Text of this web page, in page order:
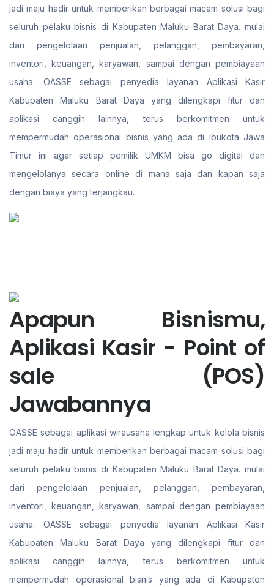
jadi maju hadir untuk memberikan berbagai macam solusi bagi
seluruh pelaku bisnis di Kabupaten Maluku Barat Daya. mulai
dari pengelolaan penjualan, pelanggan, pembayaran,
inventori, keuangan, karyawan, sampai dengan pembiayaan
usaha. OASSE sebagai penyedia layanan Aplikasi Kasir
Kabupaten Maluku Barat Daya yang dilengkapi fitur dan
aplikasi canggih lainnya, terus berkomitmen untuk
mempermudah operasional bisnis yang ada di ibukota Jawa
Timur ini agar setiap pemilik UMKM bisa go digital dan
mengelolanya secara online di mana saja dan kapan saja
dengan biaya yang terjangkau.
Apapun Bisnismu,
Aplikasi Kasir - Point of
sale (POS)
Jawabannya
OASSE sebagai aplikasi wirausaha lengkap untuk kelola bisnis
jadi maju hadir untuk memberikan berbagai macam solusi bagi
seluruh pelaku bisnis di Kabupaten Maluku Barat Daya. mulai
dari pengelolaan penjualan, pelanggan, pembayaran,
inventori, keuangan, karyawan, sampai dengan pembiayaan
usaha. OASSE sebagai penyedia layanan Aplikasi Kasir
Kabupaten Maluku Barat Daya yang dilengkapi fitur dan
aplikasi canggih lainnya, terus berkomitmen untuk
mempermudah operasional bisnis yang ada di Kabupaten